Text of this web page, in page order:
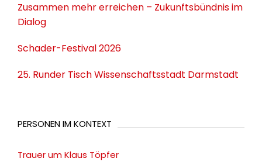
Zusammen mehr erreichen – Zukunftsbündnis im
Dialog
Schader-Festival 2026
25. Runder Tisch Wissenschaftsstadt Darmstadt
PERSONEN IM KONTEXT
Trauer um Klaus Töpfer